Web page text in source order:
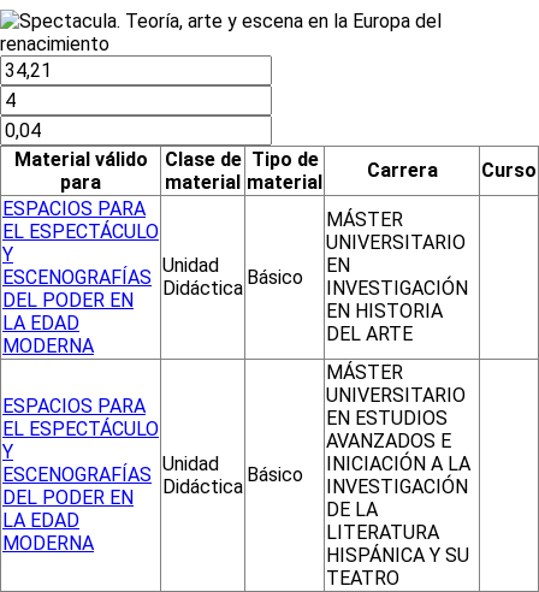
Material válido
para
Clase de
material
Tipo de
material
Carrera
Curso
ESPACIOS PARA
EL ESPECTÁCULO
Y
ESCENOGRAFÍAS
DEL PODER EN
LA EDAD
MODERNA
Unidad
Didáctica Básico
MÁSTER
UNIVERSITARIO
EN
INVESTIGACIÓN
EN HISTORIA
DEL ARTE
ESPACIOS PARA
EL ESPECTÁCULO
Y
ESCENOGRAFÍAS
DEL PODER EN
LA EDAD
MODERNA
Unidad
Didáctica
Básico
MÁSTER
UNIVERSITARIO
EN ESTUDIOS
AVANZADOS E
INICIACIÓN A LA
INVESTIGACIÓN
DE LA
LITERATURA
HISPÁNICA Y SU
TEATRO